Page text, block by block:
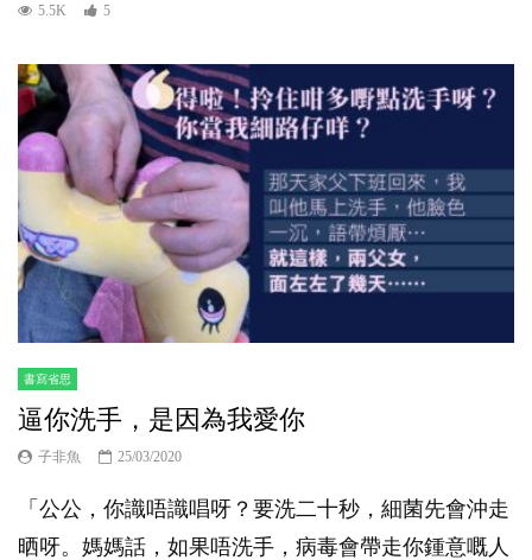
5.5K 5
書寫省思
逼你洗手，是因為我愛你
子非魚 25/03/2020
「公公，你識唔識唱呀？要洗二十秒，細菌先會沖走
晒呀。媽媽話，如果唔洗手，病毒會帶走你鍾意嘅人